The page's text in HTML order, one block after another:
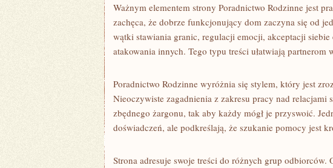
Ważnym elementem strony Poradnictwo Rodzinne jest
zachęca, że dobrze funkcjonujący dom zaczyna się od
wątki stawiania granic, regulacji emocji, akceptacji
atakowania innych. Tego typu treści ułatwiają partnerom
Poradnictwo Rodzinne wyróżnia się stylem, który jest
Nieoczywiste zagadnienia z zakresu pracy nad relacjami
zbędnego żargonu, tak aby każdy mógł je przyswoić.
doświadczeń, ale podkreślają, że szukanie pomocy jest
Strona adresuje swoje treści do różnych grup odbiorców.